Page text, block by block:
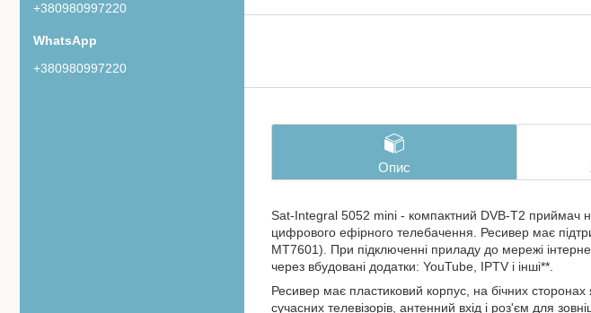
Опис
Sat-Integral 5052 mini - компактний DVB-T2 приймач
цифрового ефірного телебачення. Ресивер має
MT7601). При підключенні приладу до мережі
через вбудовані додатки: YouTube, IPTV і інші**.
Ресивер має пластиковий корпус, на бічних
сучасних телевізорів, антенний вхід і роз'єм для
+380980997220
+380980997220